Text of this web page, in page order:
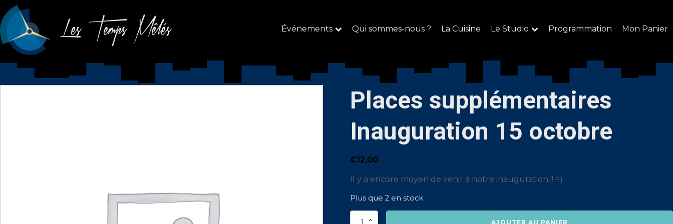
Les Temps Mêlés Événements Qui sommes-nous ? La Cuisine Le Studio Programmation Mon Panier
Places supplémentaires
Inauguration 15 octobre
€12,00
Il y a encore moyen de venir à notre inauguration !! =)
Plus que 2 en stock
quantité
AJOUTER AU PANIER